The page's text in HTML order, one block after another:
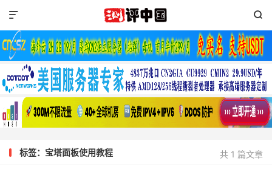


共 1 篇文章
标签：宝塔面板使用教程